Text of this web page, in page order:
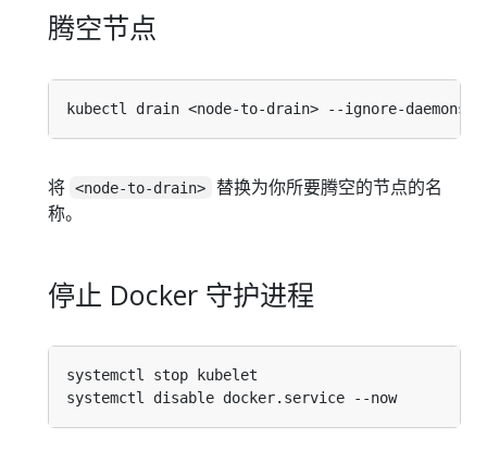
腾空节点
将 <node-to-drain>
替换为你所要腾空的节点的名
称。
停止 Docker 守护进程